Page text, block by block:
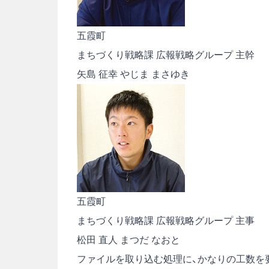
五霞町
まちづくり戦略課 広報戦略グループ 主幹
矢島 征幸 やじま まさゆき
五霞町
まちづくり戦略課 広報戦略グループ 主事
松田 直人
まつだ なおと
ファイルを取り込む処理に、かなりの工数を